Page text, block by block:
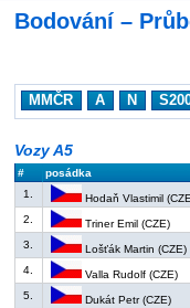
Bodování –
MMČR A N
Vozy A5
# posádka
1.
Hodaň Vlastimil
2. Triner Emil (CZE)
3. Lošťák Martin (CZE)
4. Valla Rudolf (CZE)
5. Dukát Petr (CZE)